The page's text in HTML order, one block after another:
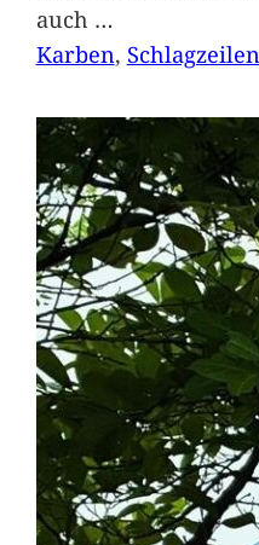
auch …
Karben, Schlagzeilen